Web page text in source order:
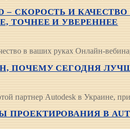
– СКОРОСТЬ И
ТОЧНЕЕ И УВЕРЕННЕЕ
в ваших руках Онлайн-
ПОЧЕМУ СЕГОДНЯ ЛУЧШИЙ
партнер Autodesk в Украине,
В